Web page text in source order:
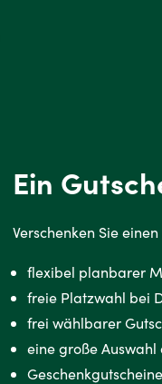
Ein
Verschenken Sie
flexibel planbarer
freie Platzwahl bei
frei wählbarer
eine große